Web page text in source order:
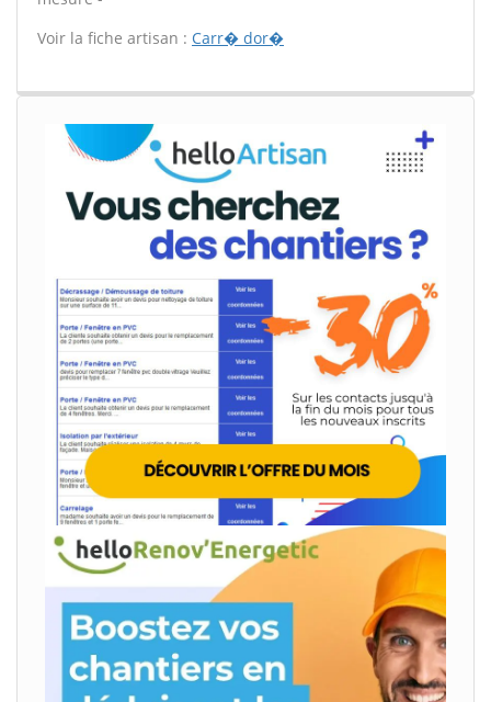
Voir la fiche artisan : Carr� dor�